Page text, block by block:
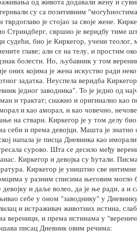
су са позитивним
тврдоглаво је стојао за своје жене.
Стриндберг, свршио је веридбу тиме
судећи, био је Киркегор, учени теолог,
главе; али се на телу, и простим
болести. Но, љубавник у том
оних којима је жена искуство ради
задатка. Неуспела веридба
једног заводника". To је једно од
и трактат; снажно и оригинално као
и као аморал, и као човечно,
на ствари. Киркегор је у том делу
себи и према девојци. Машта је знатно
напала је писца Дневника као
сурово. Шта се десило међу
Киркегор и девојка су ћутали.
Киркегор је уништио све
у разним списима његовим могло
девојку и даље волео, да је ње ради, а и
себе у оном "заводнику" у
и истраживач животних истина,
вереници, и према истинама у
писац Дневник овим речима: